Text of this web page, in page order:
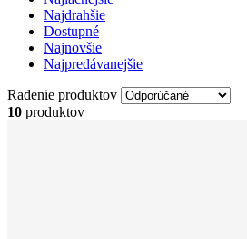
Najdrahšie
Dostupné
Najnovšie
Najpredávanejšie
Radenie produktov
10 produktov